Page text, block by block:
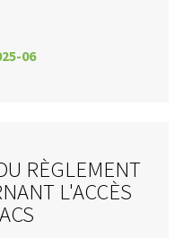
06
RÈGLEMENT
L'ACCÈS